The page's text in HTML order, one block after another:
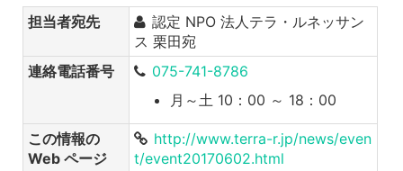
担当者宛先
認定 NPO 法人テラ・ルネッサン
ス 栗田宛
連絡電話番号
075-741-8786
月～土 10：00 ～ 18：00
この情報の
Web ページ
http://www.terra-r.jp/news/even
t/event20170602.html